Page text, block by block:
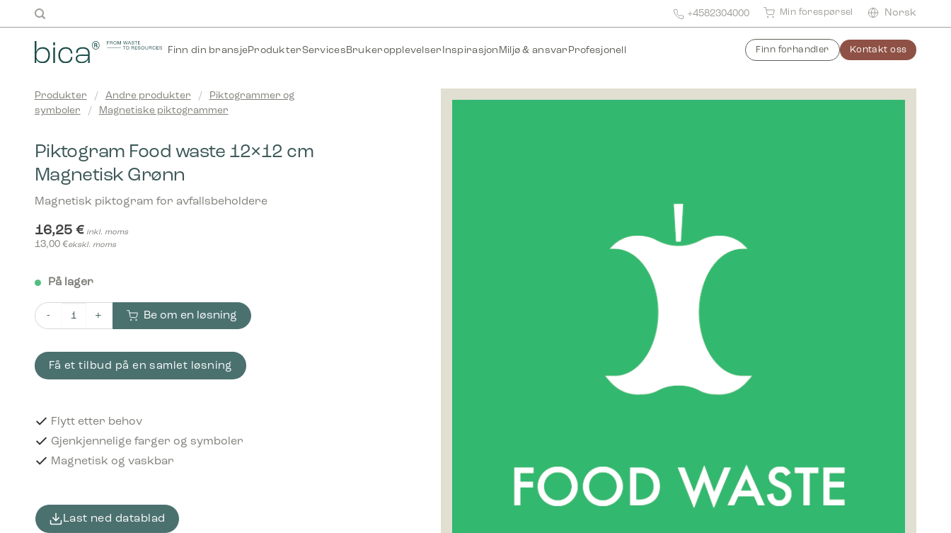
to
content
+4582304000 Min forespørsel Norsk
Finn din bransjeProdukterServicesBrukeropplevelser Inspirasjon Miljø & ansvar Profesjonell Finn forhandler Kontakt oss
Produkter / Andre produkter /
Piktogrammer og
symboler
/ Magnetiske piktogrammer
Piktogram Food waste 12×12 cm
Magnetisk Grønn
Magnetisk piktogram for avfallsbeholdere
16,25 € inkl. moms
13,00 €ekskl. moms
På lager
Piktogram Food waste 12x12 cm Magnetisk Grønn antall
Be om en løsning
Få et tilbud på en samlet løsning
Flytt etter behov
Gjenkjennelige farger og symboler
Magnetisk og vaskbar
Last ned datablad